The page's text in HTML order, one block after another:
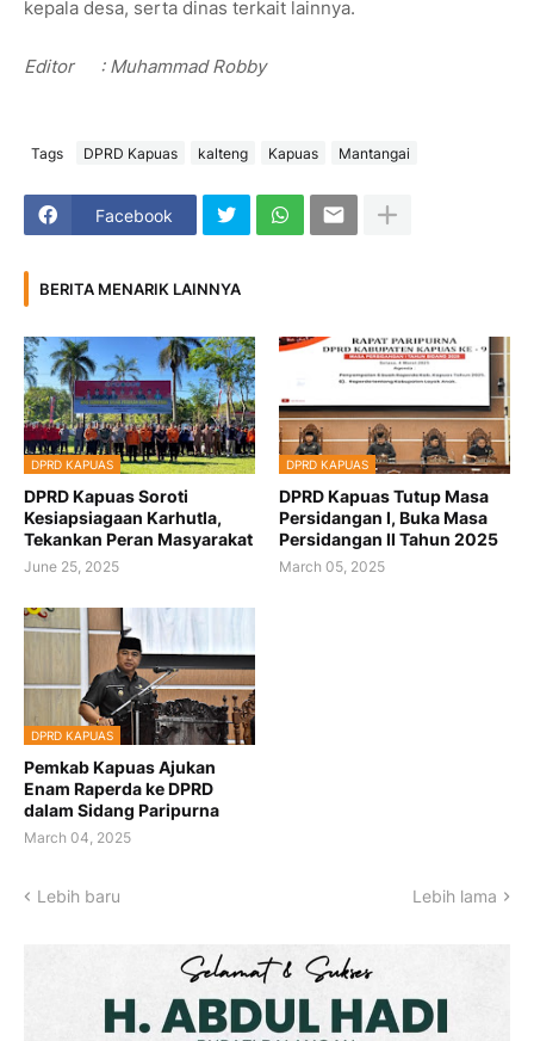
kepala desa, serta dinas terkait lainnya.
Editor : Muhammad Robby
Tags DPRD Kapuas kalteng Kapuas Mantangai
Facebook
BERITA MENARIK LAINNYA
DPRD KAPUAS
DPRD Kapuas Soroti
Kesiapsiagaan Karhutla,
Tekankan Peran Masyarakat
June 25, 2025
DPRD KAPUAS
DPRD Kapuas Tutup Masa
Persidangan I, Buka Masa
Persidangan II Tahun 2025
March 05, 2025
DPRD KAPUAS
Pemkab Kapuas Ajukan
Enam Raperda ke DPRD
dalam Sidang Paripurna
March 04, 2025
Lebih baru Lebih lama